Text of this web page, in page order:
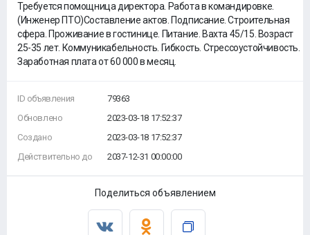
Требуется помощница директора. Работа в командировке.
(Инженер ПТО)Составление актов. Подписание. Строительная
сфера. Проживание в гостинице. Питание. Вахта 45/15. Возраст
25-35 лет. Коммуникабельность. Гибкость. Стрессоустойчивость.
Заработная плата от 60 000 в месяц.
ID объявления
Обновлено
Создано
Действительно до
79363
2023-03-18 17:52:37
2023-03-18 17:52:37
2037-12-31 00:00:00
Поделиться объявлением